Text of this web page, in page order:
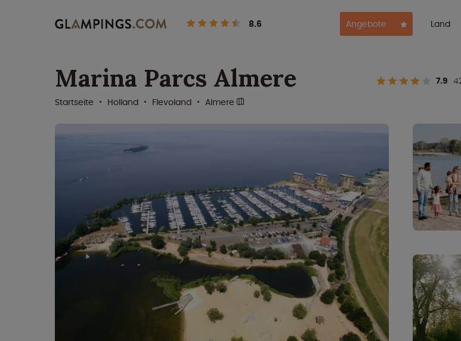
8.6 Angebote Land
Marina Parcs Almere 7.9
Startseite
Holland Flevoland Almere